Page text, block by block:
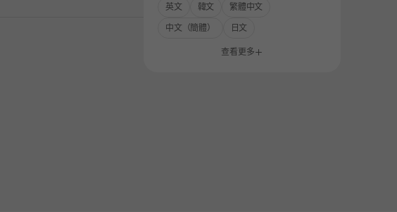
英文 韓文
繁體中文
中文（簡體）
日文
查看更多